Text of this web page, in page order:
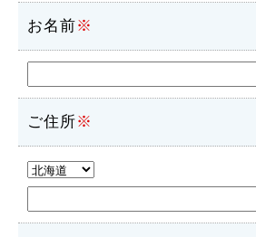
お名前※
ご住所※